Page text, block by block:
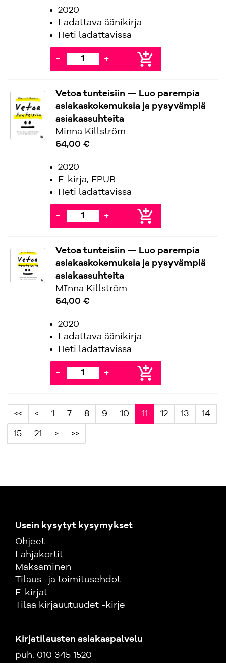
2020
Ladattava äänikirja
Heti ladattavissa
- + add_shopping_cart
Vetoa tunteisiin — Luo parempia
asiakaskokemuksia ja pysyvämpiä
asiakassuhteita
Minna Killström
64,00 €
2020
E-kirja, EPUB
Heti ladattavissa
- + add_shopping_cart
Vetoa tunteisiin — Luo parempia
asiakaskokemuksia ja pysyvämpiä
asiakassuhteita
MInna Killström
64,00 €
2020
Ladattava äänikirja
Heti ladattavissa
- + add_shopping_cart
<< < 1 7 8 9 10 11 12 13 14
15 21 > >>
Usein kysytyt kysymykset
Ohjeet
Lahjakortit
Maksaminen
Tilaus- ja toimitusehdot
E-kirjat
Tilaa kirjauutuudet -kirje
Kirjatilausten asiakaspalvelu
puh. 010 345 1520